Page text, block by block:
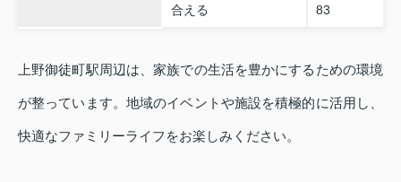
合える
83
上野御徒町駅周辺は、家族での生活を豊かにするための環境
が整っています。地域のイベントや施設を積極的に活用し、
快適なファミリーライフをお楽しみください。